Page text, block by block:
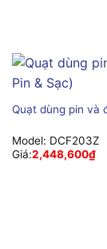
Quạt dùng pin và
Model: DCF203Z
Giá:2,448,600₫